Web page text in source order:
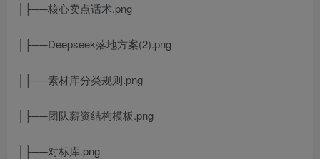
│├──核心卖点话术.png
│├──Deepseek落地方案(2).png
│├──素材库分类规则.png
│├──团队薪资结构模板.png
│├──对标库.png